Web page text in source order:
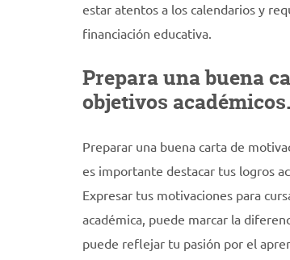
estar atentos a los calendarios y
financiación educativa.
Prepara una buena
objetivos académicos.
Preparar una buena carta de
es importante destacar tus logros
Expresar tus motivaciones para
académica, puede marcar la
puede reflejar tu pasión por el